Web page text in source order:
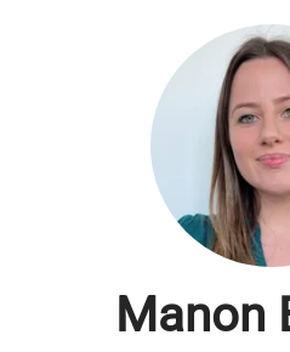
Manon